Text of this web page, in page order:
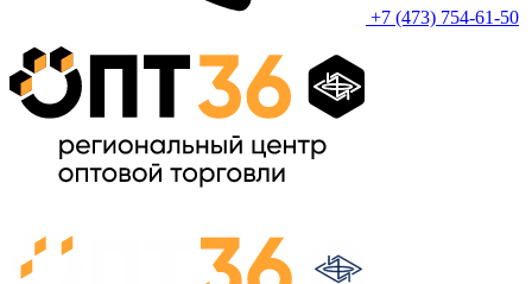
+7 (473) 754-61-50